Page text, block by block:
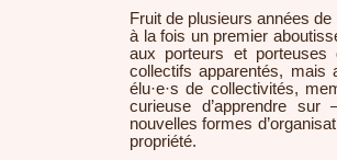
Fruit de plusieurs années
à la fois un premier
aux porteurs et
collectifs apparentés, mais
élu·e·s de collectivités,
curieuse d’apprendre
nouvelles formes
propriété.